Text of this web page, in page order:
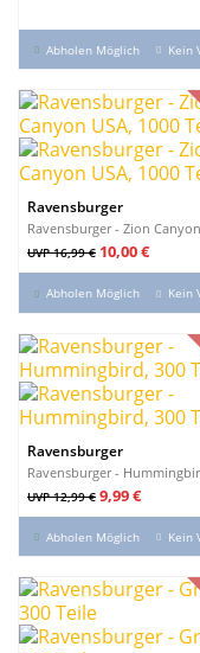
Abholen Möglich Kein
Ravensburger
Ravensburger - Zion
Verkaufspreis
UVP 16,99 € Preis
10,00 €
%
Abholen Möglich Kein
Ravensburger
Ravensburger -
Verkaufspreis
UVP 12,99 € Preis
9,99 €
%
Abholen Möglich Kein
%